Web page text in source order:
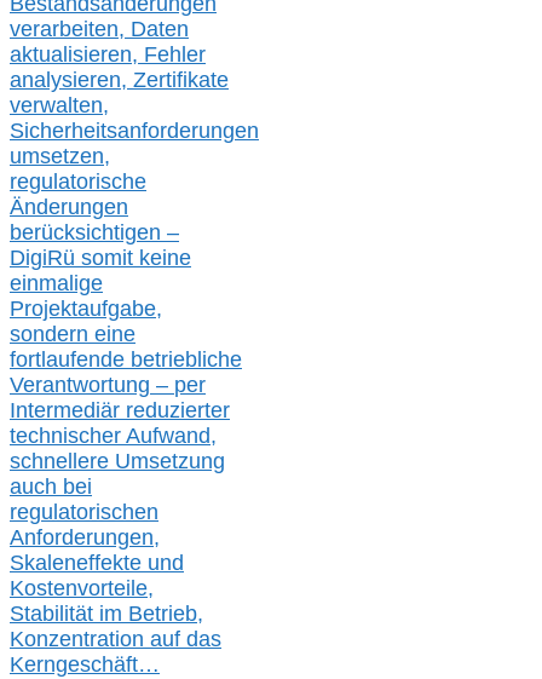
verarbeiten, Daten
aktualisieren, Fehler
analysieren, Zertifikate
verwalten,
Sicherheitsanforderungen
umsetzen,
regulatorische
Änderungen
berücksichtigen –
DigiRü somit keine
einmalige
Projektaufgabe,
sondern eine
fortlaufende betriebliche
Verantwortung – per
Intermediär reduzierter
technischer Aufwand,
schnellere Umsetzung
auch bei
regulatorischen
Anforderungen,
Skaleneffekte und
Kostenvorteile,
Stabilität im Betrieb,
Konzentration auf das
Kerngeschäft…